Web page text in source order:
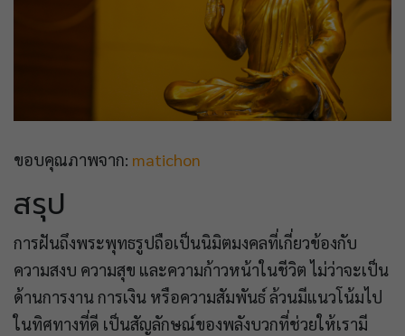
ขอบคุณภาพจาก: matichon
สรุป
การฝันถึงพระพุทธรูปถือเป็นนิมิตมงคลที่เกี่ยวข้องกับ
ความสงบ ความสุข และความก้าวหน้าในชีวิต ไม่ว่าจะเป็น
ด้านการงาน การเงิน หรือความสัมพันธ์ ล้วนมีแนวโน้มไป
ในทิศทางที่ดี เป็นสัญลักษณ์ของพลังบวกที่ช่วยให้เรามี